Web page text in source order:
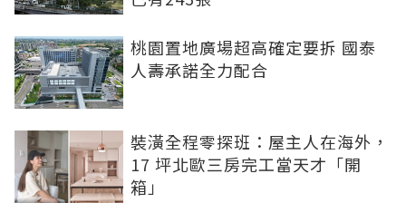
桃園置地廣場超高確定要拆 國泰
人壽承諾全力配合
裝潢全程零探班：屋主人在海外，
17 坪北歐三房完工當天才「開
箱」